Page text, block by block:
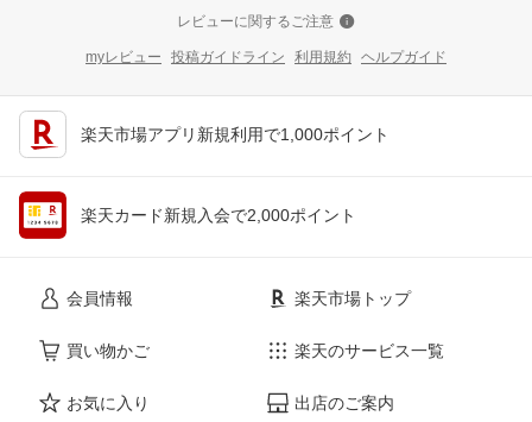
レビューに関するご注意
myレビュー 投稿ガイドライン 利用規約 ヘルプガイド
楽天市場アプリ新規利用で1,000ポイント
楽天カード新規入会で2,000ポイント
会員情報
買い物かご
お気に入り
楽天市場トップ
楽天のサービス一覧
出店のご案内